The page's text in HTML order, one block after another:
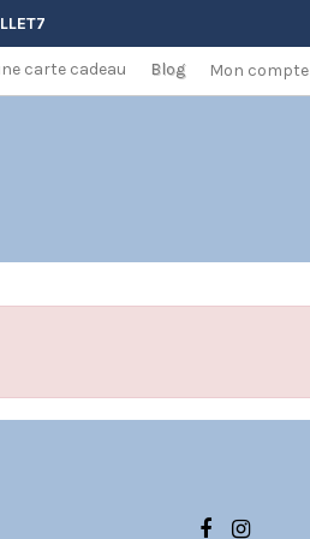
Mon compte
Blog
carte cadeau